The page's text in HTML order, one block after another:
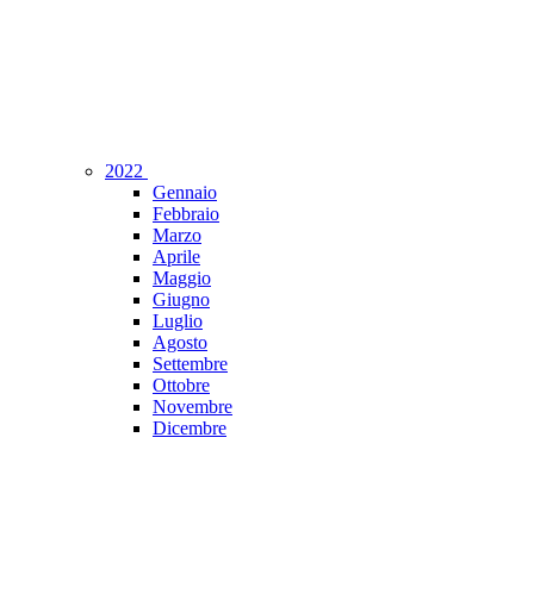
2022
Gennaio
Febbraio
Marzo
Aprile
Maggio
Giugno
Luglio
Agosto
Settembre
Ottobre
Novembre
Dicembre